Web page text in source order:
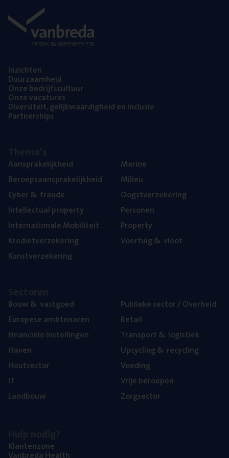
Inzich­ten
Duur­zaam­heid
Onze bedrijfs­cul­tuur
Onze vaca­tu­res
Diver­si­teit, gelijk­waar­dig­heid en inclusie
Part­ner­ships
Aan­spra­ke­lijk­heid
Beroeps­aan­spra­ke­lijk­heid
Cyber& fraude
Intel­lec­tu­al property
Inter­na­ti­o­na­le Mobiliteit
Kre­diet­ver­ze­ke­ring
Kunst­ver­ze­ke­ring
Mari­ne
Mili­eu
Oogst­ver­ze­ke­ring
Per­so­nen
Pro­per­ty
Voer­tuig& vloot
Bouw& vastgoed
Euro­pe­se ambtenaren
Finan­ci­ë­le instellingen
Haven
Hout­sec­tor
IT
Land­bouw
Publie­ke sec­tor / Overheid
Retail
Trans­port& logistiek
Upcy­cling& recycling
Voe­ding
Vrije beroe­pen
Zorg­sec­tor
Klan­ten­zo­ne
Van­b­re­da Health